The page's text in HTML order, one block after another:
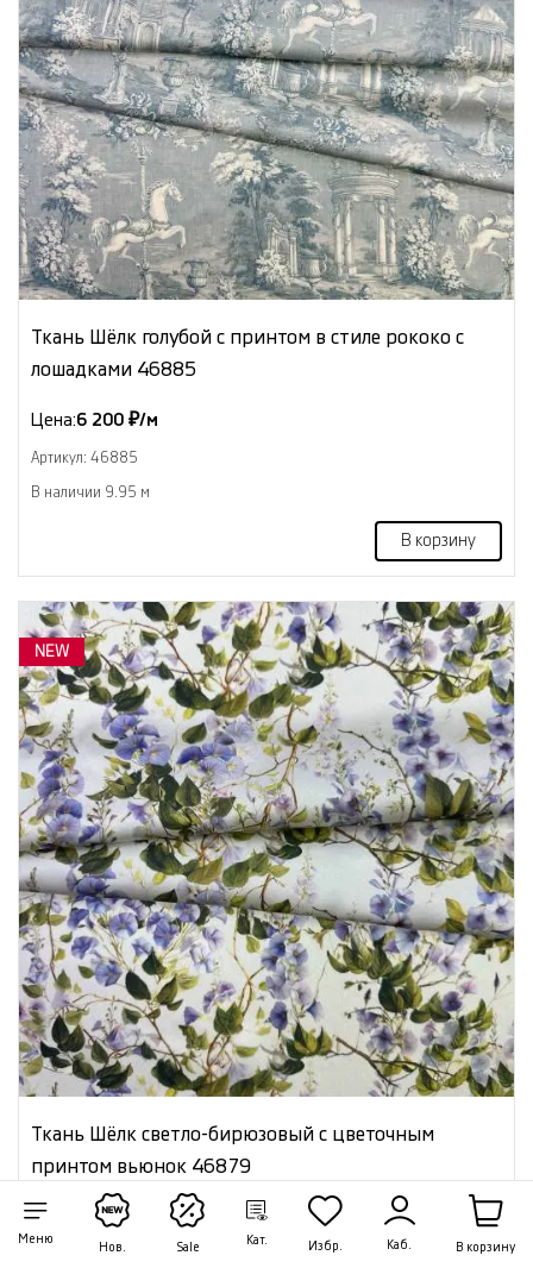
Меню
Нов. Sale
Кат. Избр. Каб. В корзину
Ткань Шёлк голубой с принтом в стиле рококо с
лошадками 46885
Цена:6 200 ₽/м
Артикул: 46885
В наличии 9.95 м
В корзину
NEW
Ткань Шёлк светло-бирюзовый с цветочным
принтом вьюнок 46879
Цена: 6 200 ₽/м
Артикул: 46879